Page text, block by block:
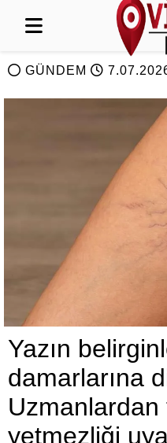
GÜNDEM
Yazın
damarlarına
yetmezliği